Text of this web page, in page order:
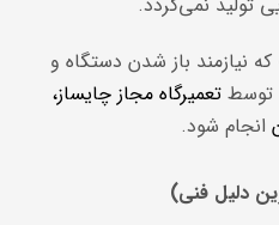
نیازمند باز شدن دستگاه و
توسط تعمیرگاه مجاز چایساز،
انجام شود.